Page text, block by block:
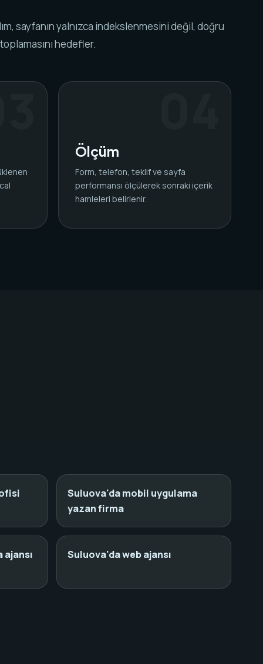
sayfanın yalnızca indekslenmesini değil, doğru
hedefler.
Ölçüm
Form, telefon, teklif ve sayfa
performansı ölçülerek sonraki içerik
hamleleri belirlenir.
Suluova'da mobil uygulama
yazan firma
Suluova'da web ajansı